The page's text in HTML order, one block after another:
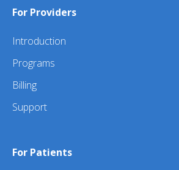
For Providers
Introduction
Programs
Billing
Support
For Patients